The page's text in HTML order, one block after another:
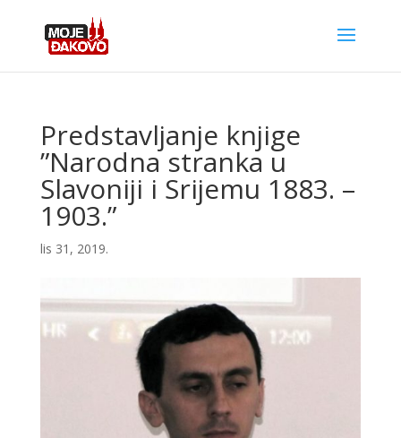
Predstavljanje knjige
”Narodna stranka u
Slavoniji i Srijemu 1883. –
1903.”
lis 31, 2019.